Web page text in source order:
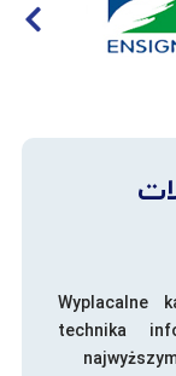
Wyplacalne
technika